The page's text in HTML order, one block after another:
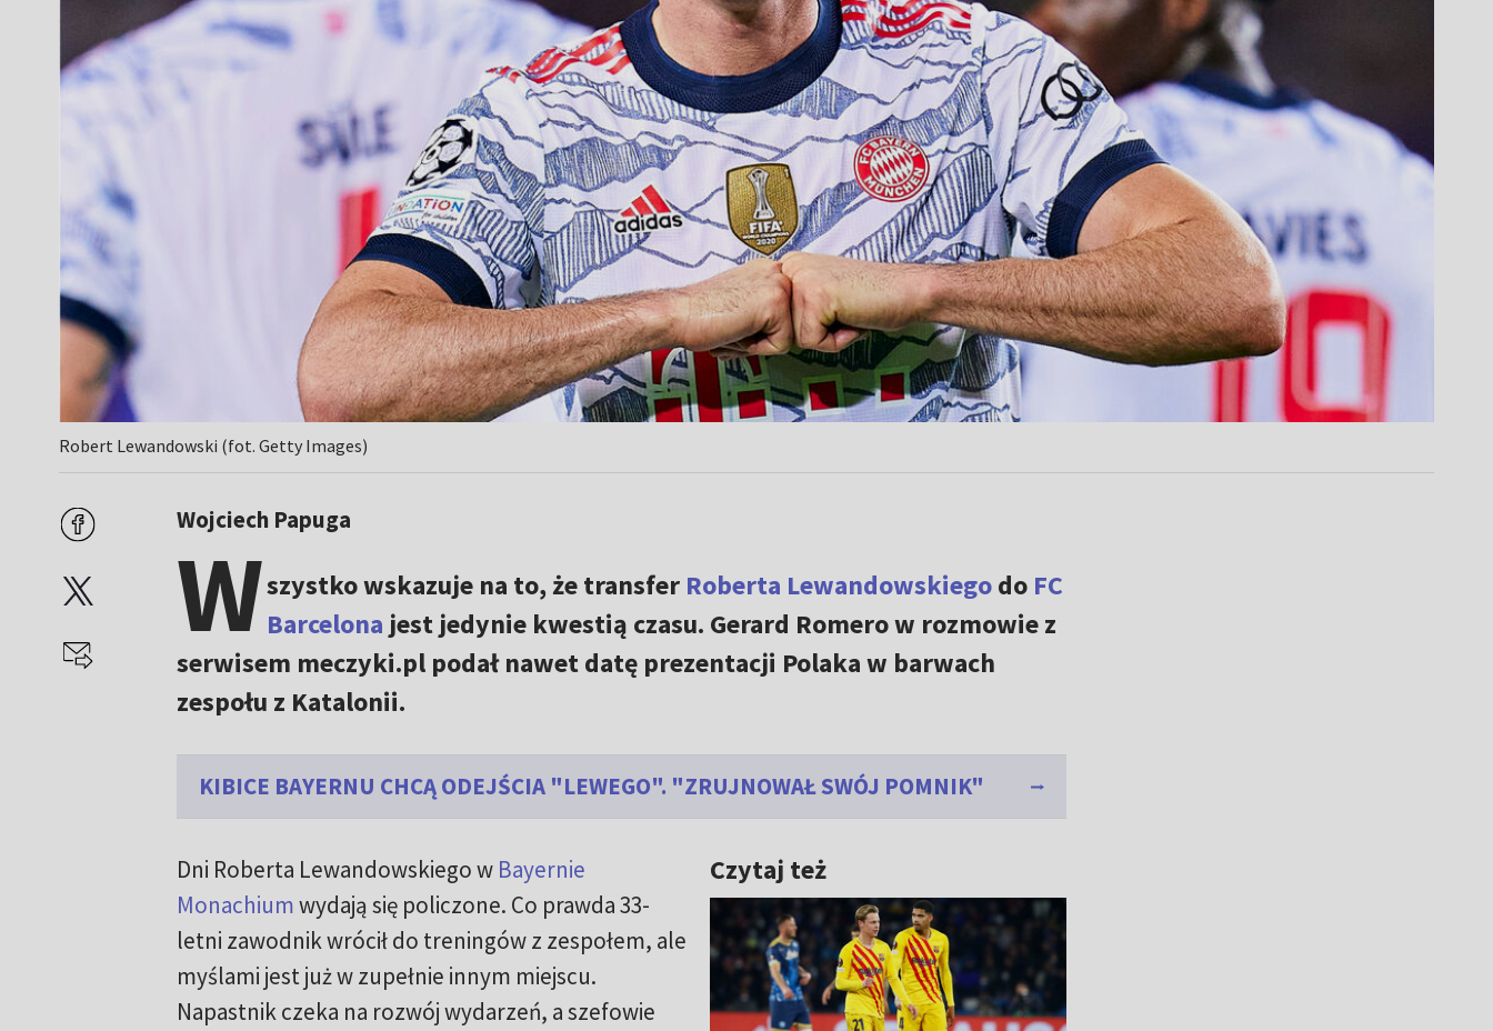
Robert Lewandowski (fot. Getty Images)
Wojciech Papuga
Wszystko wskazuje na to, że transfer Roberta Lewandowskiegodo FC
Barcelona jest jedynie kwestią czasu. Gerard Romero w rozmowie z
serwisem meczyki.pl podał nawet datę prezentacji Polaka w barwach
zespołu z Katalonii.
KIBICE BAYERNU CHCĄ ODEJŚCIA "LEWEGO". "ZRUJNOWAŁ SWÓJ POMNIK"
Czytaj też
Dni Roberta Lewandowskiego w Bayernie
Monachiumwydają się policzone. Co prawda 33-
letni zawodnik wrócił do treningów z zespołem, ale
myślami jest już w zupełnie innym miejscu.
Napastnik czeka na rozwój wydarzeń, a szefowie